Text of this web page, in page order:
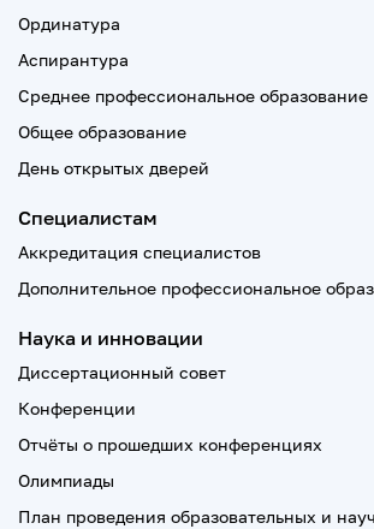
Ординатура
Аспирантура
Среднее профессиональное образование
Общее образование
День открытых дверей
Специалистам
Аккредитация специалистов
Дополнительное профессиональное
Наука и инновации
Диссертационный совет
Конференции
Отчёты о прошедших конференциях
Олимпиады
План проведения образовательных и